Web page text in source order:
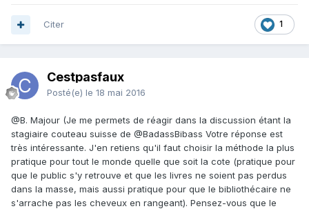
1
Citer
Cestpasfaux
Posté(e) le 18 mai 2016
@B. Majour (Je me permets de réagir dans la discussion étant la
stagiaire couteau suisse de @BadassBibass Votre réponse est
très intéressante. J'en retiens qu'il faut choisir la méthode la plus
pratique pour tout le monde quelle que soit la cote (pratique pour
que le public s'y retrouve et que les livres ne soient pas perdus
dans la masse, mais aussi pratique pour que le bibliothécaire ne
s'arrache pas les cheveux en rangeant). Pensez-vous que le